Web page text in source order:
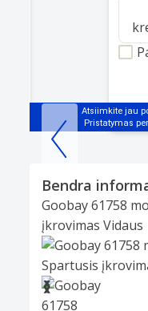
Atsiimkite jau
Item
25
Bendra
Goobay 61758
įkrovimas Vidaus
Slide 1 of 4
❮
❯